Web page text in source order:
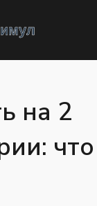
на 2